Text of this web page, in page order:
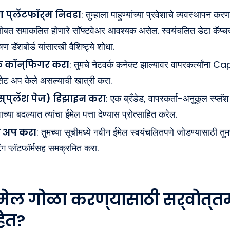
प्लॅटफॉर्म निवडा: तुम्हाला पाहुण्यांच्या प्रवेशाचे व्यवस्थापन
समाकलित होणारे सॉफ्टवेअर आवश्यक असेल. स्वयंचलित डेटा
यांसारखी वैशिष्ट्ये शोधा.
कॉन्फिगर करा: तुमचे नेटवर्क कनेक्ट झाल्यावर वापरकर्त्यांना
अप केले असल्याची खात्री करा.
पेज) डिझाइन करा: एक ब्रँडेड, वापरकर्ता-अनुकूल
बदल्यात त्यांचा ईमेल पत्ता देण्यास प्रोत्साहित करेल.
करा: तुमच्या सूचीमध्ये नवीन ईमेल स्वयंचलितपणे जोडण्यासाठी
प्लॅटफॉर्मसह समक्रमित करा.
गोळा करण्यासाठी